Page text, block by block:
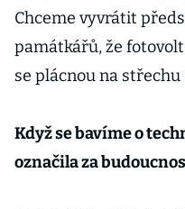
Chceme vyvrátit
památkářů, že
se plácnou na
Když se bavíme o
označila za